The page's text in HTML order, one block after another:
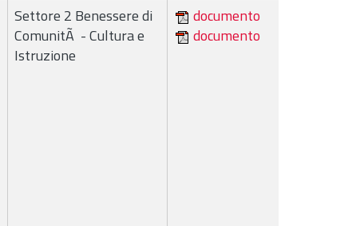
Settore 2 Benessere di
ComunitÃ - Cultura e
Istruzione
documento
documento